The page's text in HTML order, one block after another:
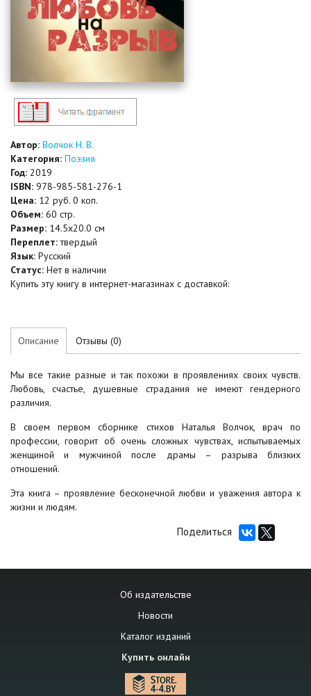
Автор: Волчок Н. В.
Категория: Поэзия
Год: 2019
ISBN: 978-985-581-276-1
Цена: 12 руб. 0 коп.
Объем: 60 стр.
Размер: 14.5x20.0 см
Переплет:твердый
Язык: Русский
Статус: Нет в наличии
Купить эту книгу в интернет-магазинах с доставкой:
Описание Отзывы (0)
Мы все такие разные и так похожи в проявлениях своих чувств.
Любовь, счастье, душевные страдания не имеют гендерного
различия.
В своем первом сборнике стихов Наталья Волчок, врач по
профессии, говорит об очень сложных чувствах, испытываемых
женщиной и мужчиной после драмы – разрыва близких
отношений.
Эта книга – проявление бесконечной любви и уважения автора к
жизни и людям.
Поделиться
Об издательстве
Новости
Каталог изданий
Купить онлайн